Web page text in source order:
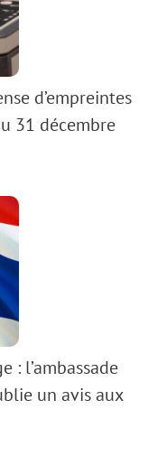
d’empreintes
31 décembre
: l’ambassade
un avis aux